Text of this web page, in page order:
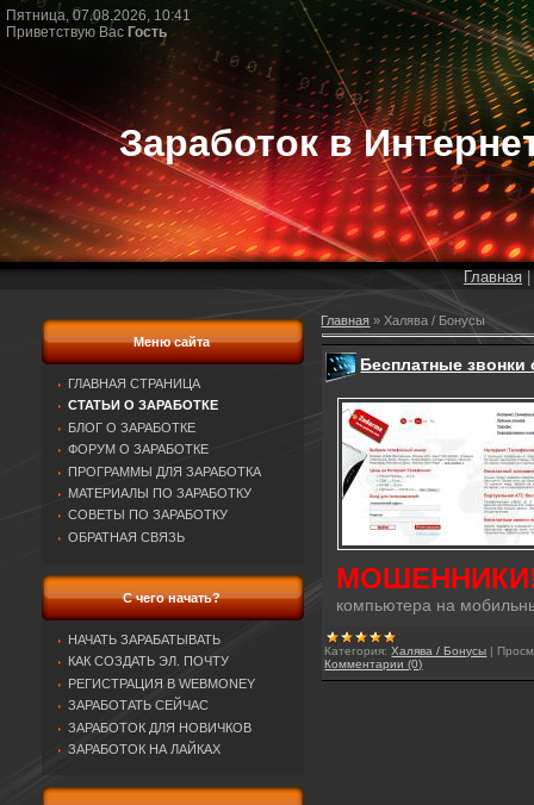
Пятница, 07.08.2026, 10:41
Приветствую Вас Гость
Заработок в
Главная
Меню сайта
ГЛАВНАЯ СТРАНИЦА
СТАТЬИ О ЗАРАБОТКЕ
БЛОГ О ЗАРАБОТКЕ
ФОРУМ О ЗАРАБОТКЕ
ПРОГРАММЫ ДЛЯ ЗАРАБОТКА
МАТЕРИАЛЫ ПО ЗАРАБОТКУ
СОВЕТЫ ПО ЗАРАБОТКУ
ОБРАТНАЯ СВЯЗЬ
С чего начать?
НАЧАТЬ ЗАРАБАТЫВАТЬ
КАК СОЗДАТЬ ЭЛ. ПОЧТУ
РЕГИСТРАЦИЯ В WEBMONEY
ЗАРАБОТАТЬ СЕЙЧАС
ЗАРАБОТОК ДЛЯ НОВИЧКОВ
ЗАРАБОТОК НА ЛАЙКАХ
Главная » Халява / Бонусы
Бесплатные
компьютера на
Категория: Халява / Бонусы |
Комментарии (0)